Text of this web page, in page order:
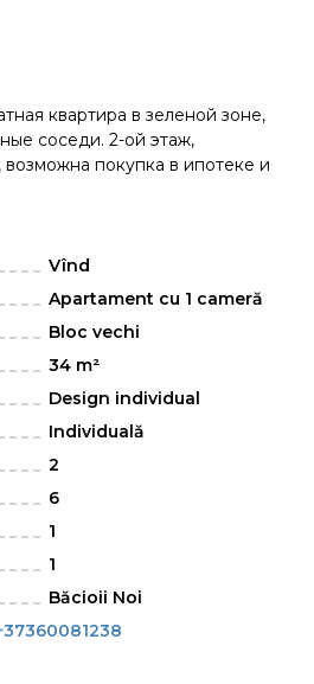
квартира в зеленой зоне,
соседи. 2-ой этаж,
покупка в ипотеке и
Vînd
Apartament cu 1 cameră
Bloc vechi
34 m²
Design individual
Individuală
2
6
1
1
Băcioii Noi